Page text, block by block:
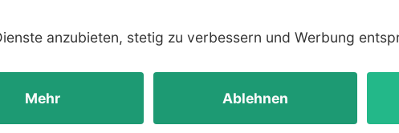
sind eingetragene Warenzeichen der jeweiligen
Hersteller.
for Fun GmbH - Alle Rechte vorbehalten